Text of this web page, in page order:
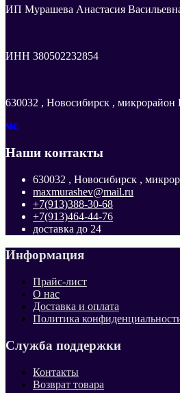
ИП Мурашева Анастасия
ИНН 380502232854
630032 , Новосибирск , микрорайон
Наши контакты
630032 , Новосибирск ,
maxmurashev@mail.ru
+7(913)388-30-68
+7(913)464-44-76
доставка до 24
Информация
Прайс-лист
О нас
Доставка и оплата
Политика
Служба поддержки
Контакты
Возврат товара